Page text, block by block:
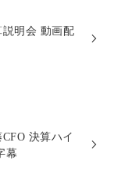
説明会 動画配
決算ハイ
幕